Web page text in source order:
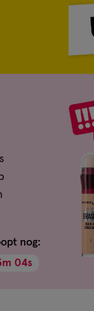
nog:
m 03s